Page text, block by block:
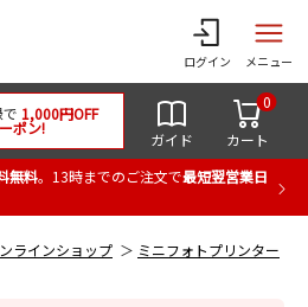
ログイン メニュー
1,000円OFF
ポン!
ガイド カート
0
無料。13時までのご注文で最短翌営業日
ラインショップ
ミニフォトプリンター